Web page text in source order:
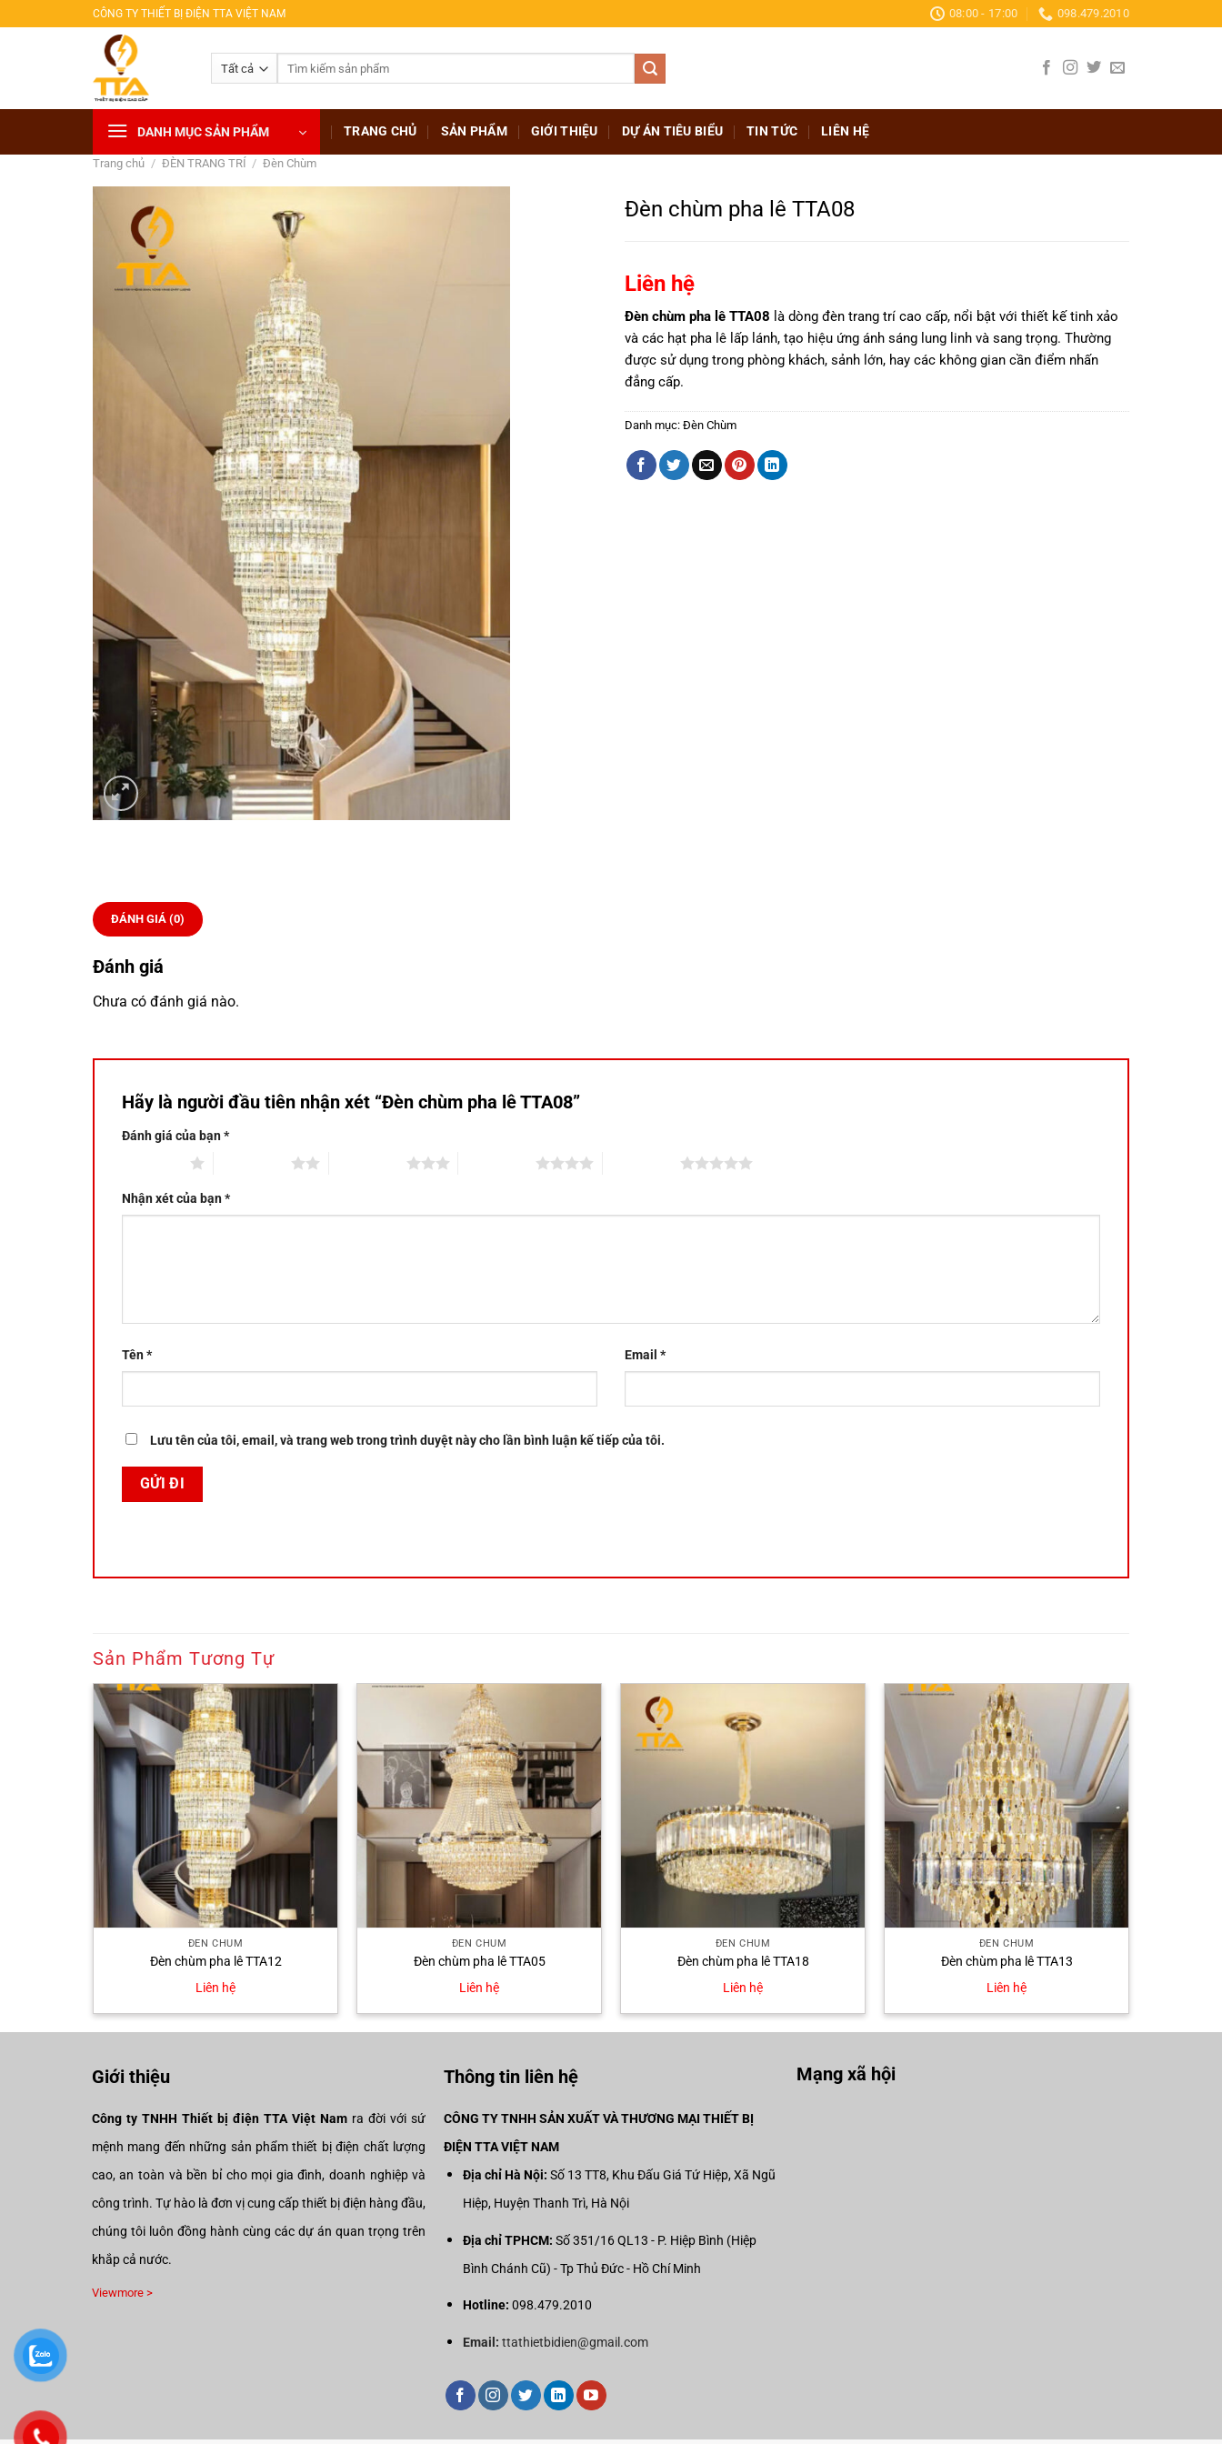
qua
CÔNG TY THIẾT BỊ ĐIỆN TTA VIỆT NAM 08:00 - 17:00 098.479.2010
DANH MỤC SẢN PHẨM TRANG CHỦ SẢN PHẨM GIỚI THIỆU DỰ ÁN TIÊU BIỂU TIN TỨC LIÊN HỆ
Trang chủ / ĐÈN TRANG TRÍ / Đèn Chùm
Đèn chùm pha lê TTA08
Liên hệ
Đèn chùm pha lê TTA08 là dòng đèn trang trí cao cấp, nổi bật với thiết kế tinh xảo
và các hạt pha lê lấp lánh, tạo hiệu ứng ánh sáng lung linh và sang trọng. Thường
được sử dụng trong phòng khách, sảnh lớn, hay các không gian cần điểm nhấn
đẳng cấp.
Danh mục: Đèn Chùm
ĐÁNH GIÁ (0)
Đánh giá
Chưa có đánh giá nào.
Hãy là người đầu tiên nhận xét “Đèn chùm pha lê TTA08”
Đánh giá của bạn*
Nhận xét của bạn*
Tên* Email *
Lưu tên của tôi, email, và trang web trong trình duyệt này cho lần bình luận kế tiếp của tôi.
Sản Phẩm Tương Tự
ĐÈN CHÙM
Đèn chùm pha lê TTA12
Liên hệ
ĐÈN CHÙM
Đèn chùm pha lê TTA05
Liên hệ
ĐÈN CHÙM
Đèn chùm pha lê TTA18
Liên hệ
ĐÈN CHÙM
Đèn chùm pha lê TTA13
Liên hệ
Giới thiệu
Công ty TNHH Thiết bị điện TTA Việt Nam ra đời với sứ
mệnh mang đến những sản phẩm thiết bị điện chất lượng
cao, an toàn và bền bỉ cho mọi gia đình, doanh nghiệp và
công trình. Tự hào là đơn vị cung cấp thiết bị điện hàng đầu,
chúng tôi luôn đồng hành cùng các dự án quan trọng trên
khắp cả nước.
Viewmore >
Thông tin liên hệ
CÔNG TY TNHH SẢN XUẤT VÀ THƯƠNG MẠI THIẾT BỊ
ĐIỆN TTA VIỆT NAM
Địa chỉ Hà Nội: Số 13 TT8, Khu Đấu Giá Tứ Hiệp, Xã Ngũ
Hiệp, Huyện Thanh Trì, Hà Nội
Địa chỉ TPHCM: Số 351/16 QL13 - P. Hiệp Bình (Hiệp
Bình Chánh Cũ) - Tp Thủ Đức - Hồ Chí Minh
Hotline: 098.479.2010
Email: ttathietbidien@gmail.com
Mạng xã hội